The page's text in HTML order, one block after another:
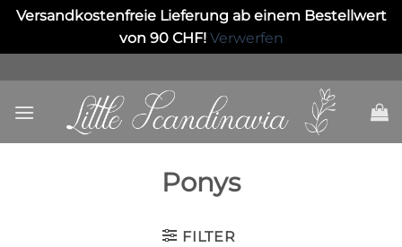
Versandkostenfreie Lieferung ab einem Bestellwert
von 90 CHF! Verwerfen
to
content
Ponys
FILTER